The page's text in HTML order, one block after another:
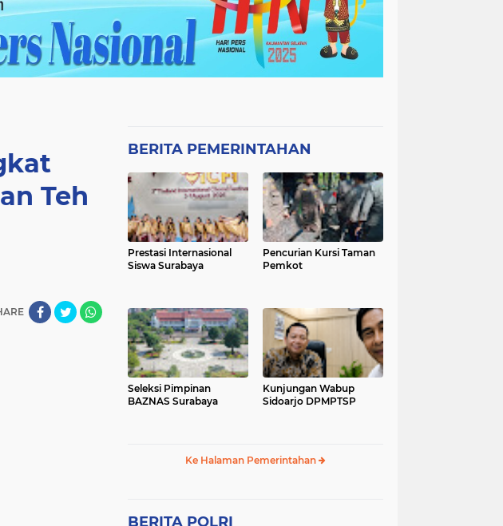
Teh
BERITA PEMERINTAHAN
Prestasi Internasional
Siswa Surabaya
Pencurian Kursi Taman
Pemkot
Seleksi Pimpinan
BAZNAS Surabaya
Kunjungan Wabup
Sidoarjo DPMPTSP
Ke Halaman Pemerintahan
BERITA POLRI